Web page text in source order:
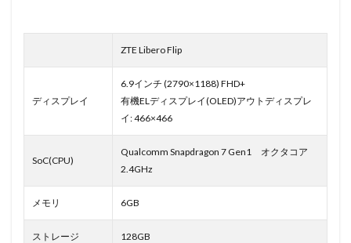
ZTE Libero Flip
ディスプレイ
6.9インチ (2790×1188) FHD+
有機ELディスプレイ(OLED)アウトディスプレ
イ: 466×466
SoC(CPU)
Qualcomm Snapdragon 7 Gen1 オクタコア
2.4GHz
メモリ 6GB
ストレージ 128GB